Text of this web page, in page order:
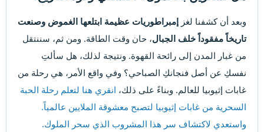
وبعد أن كشفنا لغز إمبراطوريات عظيمة ابتلعها الغموض وصنعت
تاريخاً مفقوداً خلف الجبال، حان وقت الطاقة. ومن ثم، سننتقل
من غبار المدن إلى رائحة القهوة. ونتيجة لذلك، هل سألتِ
نفسكِ عن أصل فنجانكِ الصباحي؟ وفي واقع الأمر، هي رحلة من
غابات إثيوبيا للعالم. وبناءً على ذلك، انقري هنا لتعلم رحلة الحبة
السحرية من غابات إثيوبيا لتصبح معشوقة الملايين عالمياً.
واستعدي لاكتشاف سر هذا المشروب الذي سحر الملوك.